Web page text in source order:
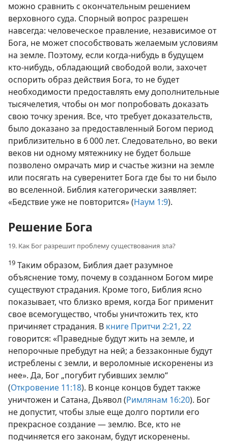
можно сравнить с окончательным решением
верховного суда. Спорный вопрос разрешен
навсегда: человеческое правление, независимое от
Бога, не может способствовать желаемым условиям
на земле. Поэтому, если когда-нибудь в будущем
кто-нибудь, обладающий свободой воли, захочет
оспорить образ действия Бога, то не будет
необходимости предоставлять ему дополнительные
тысячелетия, чтобы он мог попробовать доказать
свою точку зрения. Все, что требует доказательств,
было доказано за предоставленный Богом период
приблизительно в 6 000 лет. Следовательно, во веки
веков ни одному мятежнику не будет больше
позволено омрачать мир и счастье жизни на земле
или посягать на суверенитет Бога где бы то ни было
во вселенной. Библия категорически заявляет:
«Бедствие уже не повторится» (Наум 1:9).
Решение Бога
19. Как Бог разрешит проблему существования зла?
19 Таким образом, Библия дает разумное
объяснение тому, почему в созданном Богом мире
существуют страдания. Кроме того, Библия ясно
показывает, что близко время, когда Бог применит
свое всемогущество, чтобы уничтожить тех, кто
причиняет страдания. В книге Притчи 2:21, 22
говорится: «Праведные будут жить на земле, и
непорочные пребудут на ней; а беззаконные будут
истреблены с земли, и вероломные искоренены из
нее». Да, Бог „погубит губивших землю“
(Откровение 11:18). В конце концов будет также
уничтожен и Сатана, Дьявол (Римлянам 16:20). Бог
не допустит, чтобы злые еще долго портили его
прекрасное создание — землю. Все, кто не
подчиняется его законам, будут искоренены.